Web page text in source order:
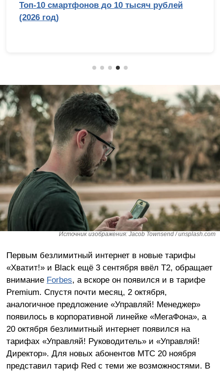
Топ-10 смартфонов до 10 тысяч рублей
(2026 год)
Источник изображения: Jacob Townsend / unsplash.com
Первым безлимитный интернет в новые тарифы
«Хватит!» и Black ещё 3 сентября ввёл T2, обращает
внимание Forbes, а вскоре он появился и в тарифе
Premium. Спустя почти месяц, 2 октября,
аналогичное предложение «Управляй! Менеджер»
появилось в корпоративной линейке «МегаФона», а
20 октября безлимитный интернет появился на
тарифах «Управляй! Руководитель» и «Управляй!
Директор». Для новых абонентов МТС 20 ноября
представил тариф Red с теми же возможностями. В